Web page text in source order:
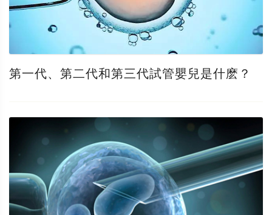
第一代、第二代和第三代試管嬰兒是什麽？